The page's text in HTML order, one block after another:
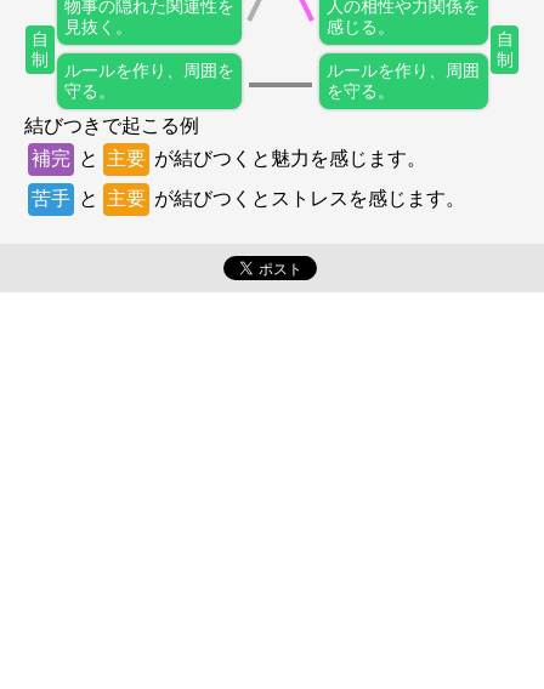
自
制
物事の隠れた関連性を
見抜く。
人の相性や力関係を
感じる。
自
制
ルールを作り、周囲を
守る。
ルールを作り、周囲
を守る。
結びつきで起こる例
補完 と 主要 が結びつくと魅力を感じます。
苦手 と 主要 が結びつくとストレスを感じます。